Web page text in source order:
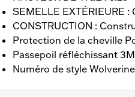
SEMELLE EXTÉRIEURE
CONSTRUCTION :
Protection de la cheville
Passepoil réfléchissant
Numéro de style